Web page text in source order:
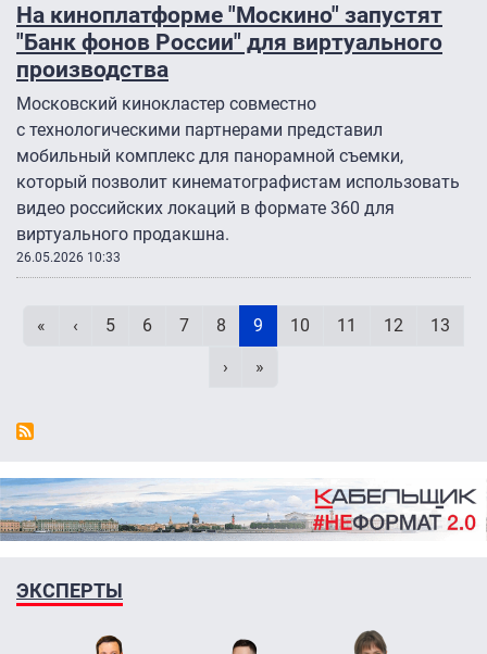
На киноплатформе "Москино" запустят
"Банк фонов России" для виртуального
производства
Московский кинокластер совместно
с технологическими партнерами представил
мобильный комплекс для панорамной съемки,
который позволит кинематографистам использовать
видео российских локаций в формате 360 для
виртуального продакшна.
26.05.2026 10:33
Первая страница
« Предыдущая страница
‹ Page
5 Page
6 Page
7 Page
8 Текущая страница
9 Page
10 Page
11 Page
12 Page
13
Следующая страница
› Последняя страница
»
ЭКСПЕРТЫ